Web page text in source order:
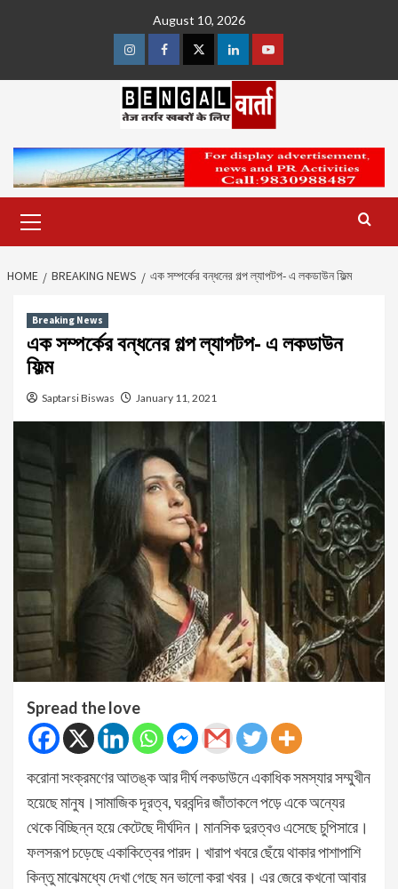
August 10, 2026
InstagramFacebookTwitterLinkedinYoutube
Menu
HOME BREAKING NEWS এক সম্পর্কের বন্ধনের গল্প ল্যাপটপ- এ লকডাউন ফিল্ম
Breaking News
এক সম্পর্কের বন্ধনের গল্প ল্যাপটপ- এ লকডাউন
ফিল্ম
Saptarsi Biswas January 11, 2021
Spread the love
করোনা সংক্রমণের আতঙ্ক আর দীর্ঘ লকডাউনে একাধিক সমস্যার সম্মুখীন
হয়েছে মানুষ।সামাজিক দূরত্ব, ঘরবন্দির জাঁতাকলে পড়ে একে অন্যের
থেকে বিচ্ছিন্ন হয়ে কেটেছে দীর্ঘদিন। মানসিক দুরত্বও এসেছে চুপিসারে।
ফলসরূপ চড়েছে একাকিত্বের পারদ। খারাপ খবরে ছেঁয়ে থাকার পাশাপাশি
কিন্তু মাঝেমধ্যে দেখা গেছে মন ভালো করা খবর। এর জেরে কখনো আবার